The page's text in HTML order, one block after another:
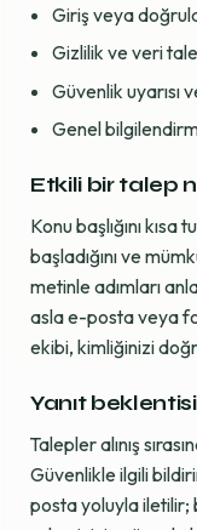
Giriş veya
Gizlilik ve veri
Güvenlik uyarısı
Genel
Etkili bir talep
Konu başlığını
başladığını ve
metinle adımları
asla e-posta veya
ekibi, kimliğinizi
Yanıt beklentisi
Talepler alınış
Güvenlikle ilgili
posta yoluyla iletilir;